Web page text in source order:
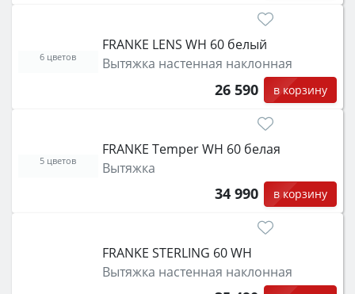
FRANKE LENS WH 60 белый
Вытяжка настенная наклонная
26 590 в корзину
6 цветов
FRANKE Temper WH 60 белая
Вытяжка
34 990 в корзину
5 цветов
FRANKE STERLING 60 WH
Вытяжка настенная наклонная